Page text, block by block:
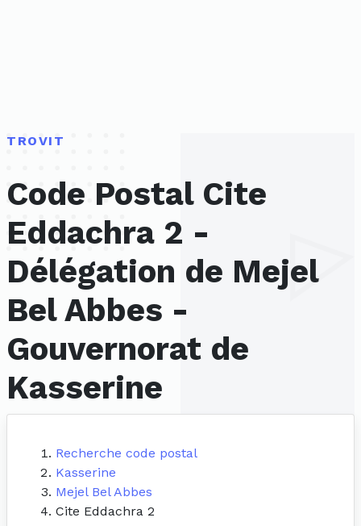
TROVIT
Code Postal Cite
Eddachra 2 -
Délégation de Mejel
Bel Abbes -
Gouvernorat de
Kasserine
Recherche code postal
Kasserine
Mejel Bel Abbes
Cite Eddachra 2